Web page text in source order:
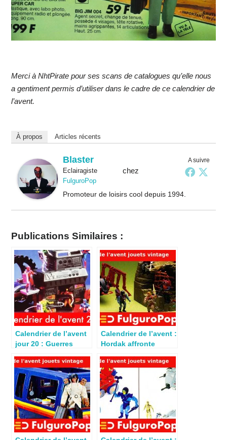
Merci à NhtPirate pour ses scans de catalogues qu’elle nous
a gentiment permis d’utiliser dans le cadre de ce calendrier de
l’avent.
À propos Articles récents
A suivre
Blaster
Eclairagistechez
FulguroPop
Promoteur de loisirs cool depuis 1994.
Publications Similaires :
Calendrier de l’avent
jour 20 : Guerres
(1985)
Calendrier de l’avent :
Hordak affronte